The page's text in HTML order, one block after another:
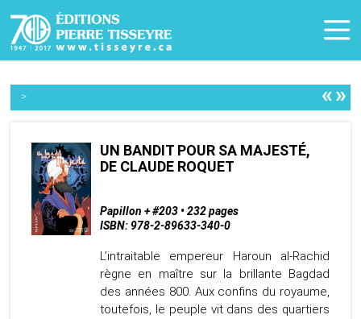
> «»
UN BANDIT POUR SA MAJESTÉ,
DE CLAUDE ROQUET
Papillon + #203 • 232 pages
ISBN: 978-2-89633-340-0
L’intraitable empereur Haroun al-Rachid
règne en maître sur la brillante Bagdad
des années 800. Aux confins du royaume,
toutefois, le peuple vit dans des quartiers